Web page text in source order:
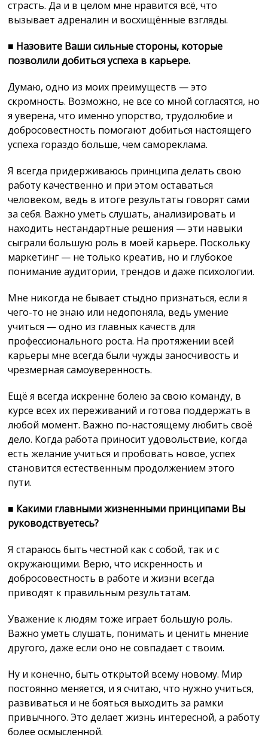
страсть. Да и в целом мне нравится всё, что
вызывает адреналин и восхищённые взгляды.
■ Назовите Ваши сильные стороны, которые
позволили добиться успеха в карьере.
Думаю, одно из моих преимуществ — это
скромность. Возможно, не все со мной согласятся, но
я уверена, что именно упорство, трудолюбие и
добросовестность помогают добиться настоящего
успеха гораздо больше, чем самореклама.
Я всегда придерживаюсь принципа делать свою
работу качественно и при этом оставаться
человеком, ведь в итоге результаты говорят сами
за себя. Важно уметь слушать, анализировать и
находить нестандартные решения — эти навыки
сыграли большую роль в моей карьере. Поскольку
маркетинг — не только креатив, но и глубокое
понимание аудитории, трендов и даже психологии.
Мне никогда не бывает стыдно признаться, если я
чего-то не знаю или недопоняла, ведь умение
учиться — одно из главных качеств для
профессионального роста. На протяжении всей
карьеры мне всегда были чужды заносчивость и
чрезмерная самоуверенность.
Ещё я всегда искренне болею за свою команду, в
курсе всех их переживаний и готова поддержать в
любой момент. Важно по-настоящему любить своё
дело. Когда работа приносит удовольствие, когда
есть желание учиться и пробовать новое, успех
становится естественным продолжением этого
пути.
■ Какими главными жизненными принципами Вы
руководствуетесь?
Я стараюсь быть честной как с собой, так и с
окружающими. Верю, что искренность и
добросовестность в работе и жизни всегда
приводят к правильным результатам.
Уважение к людям тоже играет большую роль.
Важно уметь слушать, понимать и ценить мнение
другого, даже если оно не совпадает с твоим.
Ну и конечно, быть открытой всему новому. Мир
постоянно меняется, и я считаю, что нужно учиться,
развиваться и не бояться выходить за рамки
привычного. Это делает жизнь интересной, а работу
более осмысленной.